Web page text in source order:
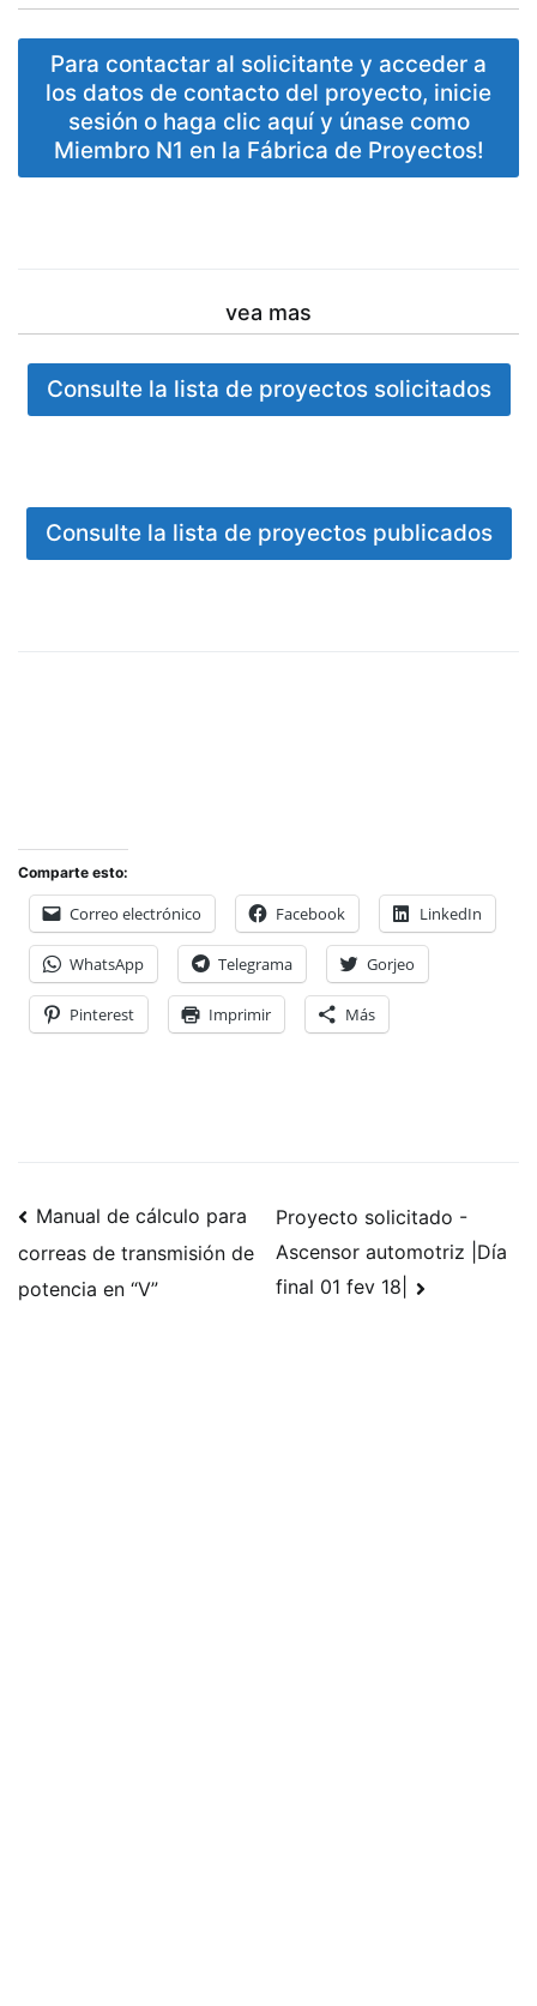
Para contactar al solicitante y acceder a
los datos de contacto del proyecto, inicie
sesión o haga clic aquí y únase como
Miembro N1 en la Fábrica de Proyectos!
vea mas
Consulte la lista de proyectos solicitados
Consulte la lista de proyectos publicados
Comparte esto:
Correo electrónico Facebook LinkedIn
WhatsApp Telegrama Gorjeo
Pinterest Imprimir Más
Navegación
de
Manual de cálculo para
correas de transmisión de
potencia en “V”
Proyecto solicitado -
Ascensor automotriz |Día
final 01 fev 18|